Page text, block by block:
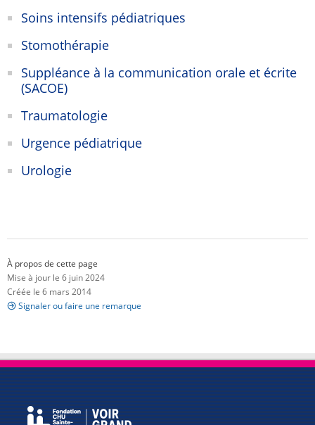
Soins intensifs pédiatriques
Stomothérapie
Suppléance à la communication orale et écrite
(SACOE)
Traumatologie
Urgence pédiatrique
Urologie
À propos de cette page
Mise à jour le 6 juin 2024
Créée le 6 mars 2014
Signaler ou faire une remarque